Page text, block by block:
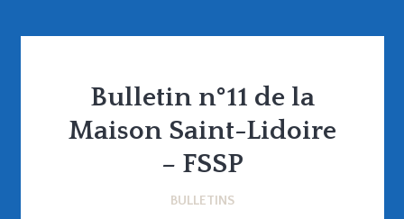
Bulletin n°11 de la
Maison Saint-Lidoire
– FSSP
BULLETINS